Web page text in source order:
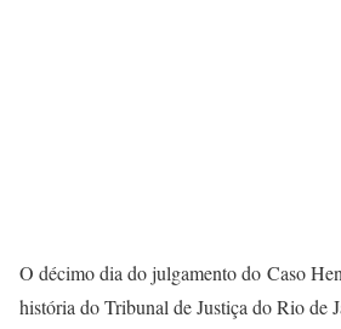
O décimo dia do julgamento do Caso
história do Tribunal de Justiça do Rio de